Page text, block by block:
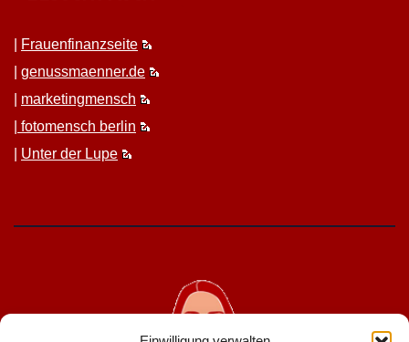
Frauen­fi­nanz­seite
genussmaenner.de
mar­ket­ing­men­sch
fotomen­sch berlin
Unter der Lupe